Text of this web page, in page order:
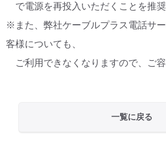
で電源を再投入いただくことを推奨
※また、弊社ケーブルプラス電話サ
客様についても、
ご利用できなくなりますので、ご容
一覧に戻る